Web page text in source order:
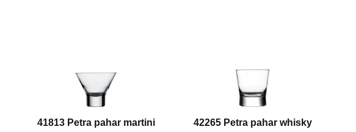
41813 Petra pahar martini 42265 Petra pahar whisky